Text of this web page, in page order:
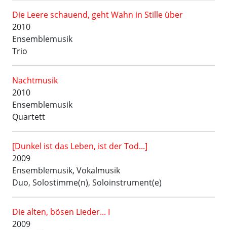
Die Leere schauend, geht Wahn in Stille über
2010
Ensemblemusik
Trio
Nachtmusik
2010
Ensemblemusik
Quartett
[Dunkel ist das Leben, ist der Tod...]
2009
Ensemblemusik, Vokalmusik
Duo, Solostimme(n), Soloinstrument(e)
Die alten, bösen Lieder... I
2009